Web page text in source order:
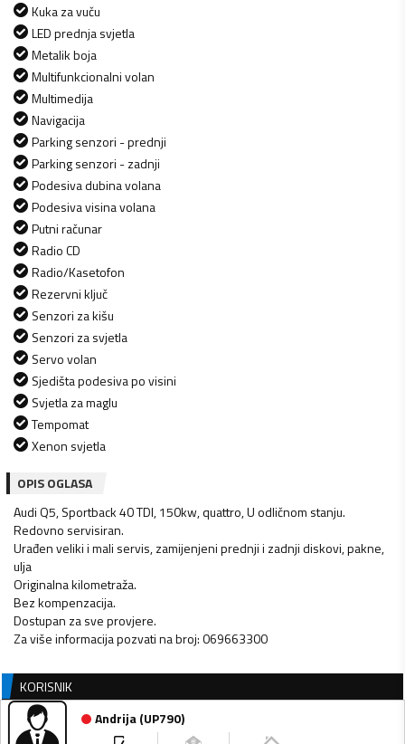
Kuka za vuču
LED prednja svjetla
Metalik boja
Multifunkcionalni volan
Multimedija
Navigacija
Parking senzori - prednji
Parking senzori - zadnji
Podesiva dubina volana
Podesiva visina volana
Putni računar
Radio CD
Radio/Kasetofon
Rezervni ključ
Senzori za kišu
Senzori za svjetla
Servo volan
Sjedišta podesiva po visini
Svjetla za maglu
Tempomat
Xenon svjetla
OPIS OGLASA
Audi Q5, Sportback 40 TDI, 150kw, quattro, U odličnom stanju.
Redovno servisiran.
Urađen veliki i mali servis, zamijenjeni prednji i zadnji diskovi, pakne,
ulja
Originalna kilometraža.
Bez kompenzacija.
Dostupan za sve provjere.
Za više informacija pozvati na broj: 069663300
KORISNIK
Andrija(UP790)